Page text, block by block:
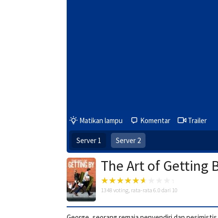
Matikan lampu Komentar Trailer
Server 1 Server 2
The Art of Getting
1348 voting, rata-rata 6.0 dari 10